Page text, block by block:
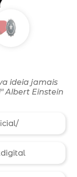
ideia jamais
Albert Einstein